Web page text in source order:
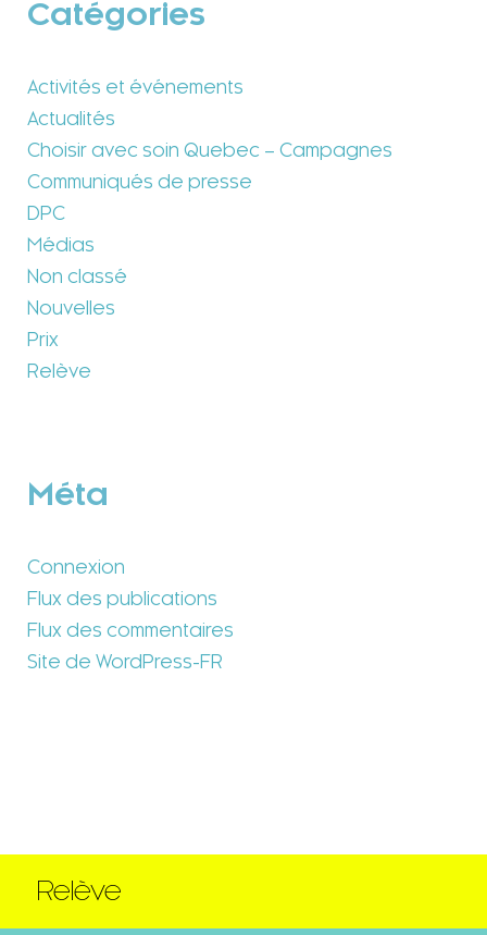
Catégories
Activités et événements
Actualités
Choisir avec soin Quebec – Campagnes
Communiqués de presse
DPC
Médias
Non classé
Nouvelles
Prix
Relève
Méta
Connexion
Flux des publications
Flux des commentaires
Site de WordPress-FR
Relève